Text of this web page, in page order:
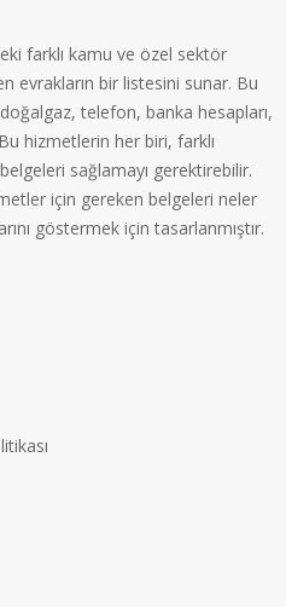
farklı kamu ve özel sektör
evrakların bir listesini sunar. Bu
telefon, banka hesapları,
hizmetlerin her biri, farklı
sağlamayı gerektirebilir.
için gereken belgeleri neler
göstermek için tasarlanmıştır.